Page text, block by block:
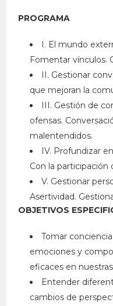
PROGRAMA
I. El mundo
Fomentar vínculos.
II. Gestionar
que mejoran la
III. Gestión de
ofensas.
malentendidos.
IV. Profundizar
Con la participación
V. Gestionar
Asertividad.
OBJETIVOS
Tomar
emociones y
eficaces en
Entender
cambios de